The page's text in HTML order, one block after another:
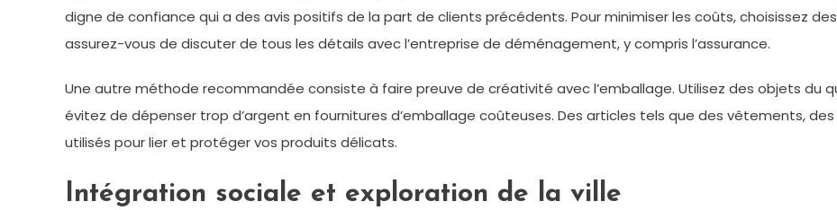
digne de confiance qui a des avis positifs de la part de clients précédents. Pour minimiser les coûts, choisissez
assurez-vous de discuter de tous les détails avec l’entreprise de déménagement, y compris l’assurance.
Une autre méthode recommandée consiste à faire preuve de créativité avec l’emballage. Utilisez des objets du
évitez de dépenser trop d’argent en fournitures d’emballage coûteuses. Des articles tels que des vêtements,
utilisés pour lier et protéger vos produits délicats.
Intégration sociale et exploration de la ville